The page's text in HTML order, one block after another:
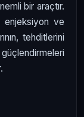
bir araçtır.
enjeksiyon ve
tehditlerini